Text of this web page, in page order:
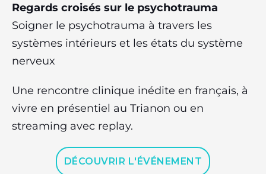
Regards croisés sur le psychotrauma
Soigner le psychotrauma à travers les
systèmes intérieurs et les états du système
nerveux
Une rencontre clinique inédite en français, à
vivre en présentiel au Trianon ou en
streaming avec replay.
DÉCOUVRIR L'ÉVÉNEMENT